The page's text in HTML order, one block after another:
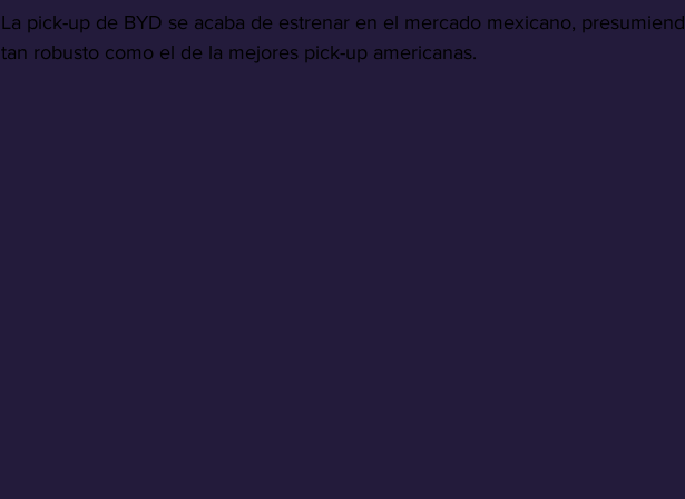
La pick-up de BYD se acaba de estrenar en el mercado mexicano,
tan robusto como el de la mejores pick-up americanas.